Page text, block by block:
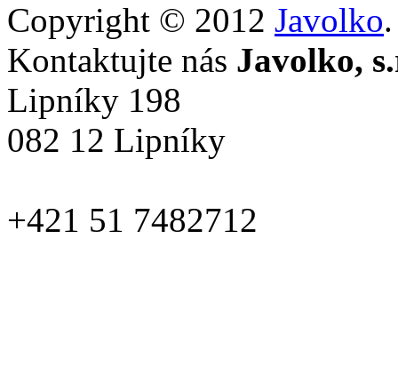
Copyright © 2012 Javolko
Kontaktujte nás Javolko,
Lipníky 198
082 12 Lipníky
+421 51 7482712